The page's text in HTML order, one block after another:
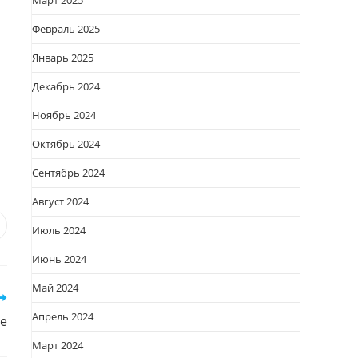
новом
Февраль 2025
Январь 2025
Декабрь 2024
Ноябрь 2024
Октябрь 2024
Сентябрь 2024
Август 2024
Июль 2024
Июнь 2024
Май 2024
Апрель 2024
Март 2024